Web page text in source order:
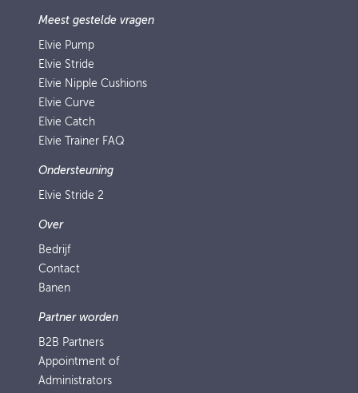
Meest gestelde vragen
Elvie Pump
Elvie Stride
Elvie Nipple Cushions
Elvie Curve
Elvie Catch
Elvie Trainer FAQ
Ondersteuning
Elvie Stride 2
Over
Bedrijf
Contact
Banen
Partner worden
B2B Partners
Appointment of
Administrators